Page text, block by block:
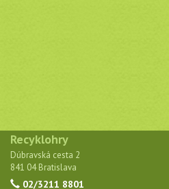
Recyklohry
Dúbravská cesta 2
841 04 Bratislava
02/3211 8801